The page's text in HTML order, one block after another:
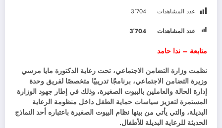
عدد المشاهدات 3٬704
عدد المشاهدات 3٬704
متابعة – ندا حامد
نظمت وزارة التضامن الاجتماعي، تحت رعاية الدكتورة مايا مرسي
وزيرة التضامن الاجتماعي، برنامجًا تدريبيًا متخصصًا لفريق وحدة
إدارة الحالة والعاملين بالبيوت الصغيرة، وذلك في إطار جهود الوزارة
المستمرة لتعزيز سياسات حماية الطفل داخل منظومة الرعاية
البديلة، والتي يأتي من بينها نظام البيوت الصغيرة باعتباره أحد النماذج
الحديثة للرعاية البديلة للأطفال.